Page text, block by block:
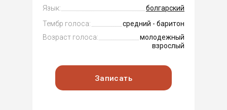
Язык:
болгарский
Тембр голоса:
средний - баритон
Возраст голоса:
молодежный
взрослый
Записать